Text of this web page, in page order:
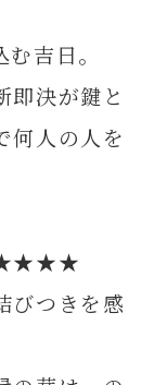
吉日。
即決が鍵と
何人の人を
★★★★
びつきを感